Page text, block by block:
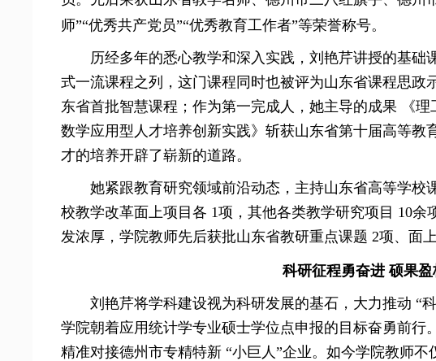
师”“优秀共产党员”“优秀教育工作者”等荣誉称号。
历经多年的悉心教学和深入实践，刘艳芹讲授的基
式一流课程之列，这门课程同时也被评为山东省课程思政
东省首批智慧课程；作为第一完成人，她主导的成果 《理
数学应用型人才培养创新实践》斩获山东省第十届高等教
才的培养开辟了崭新的道路。
她紧跟教育研究领域前沿动态，主持山东省高等学校
校教学改革面上项目各 1项，其他各类教学研究项目 10
发浓厚，学院教师先后获批山东省教研重点课题 2项、面上
科研征程勇奋进 硕果
刘艳芹将学科建设视为科研发展的基石，大力推动 “
学院朝着应用统计学专业硕士学位点申报的目标奋勇前行
精准对接德州市专精特新 “小巨人”企业。如今学院教师